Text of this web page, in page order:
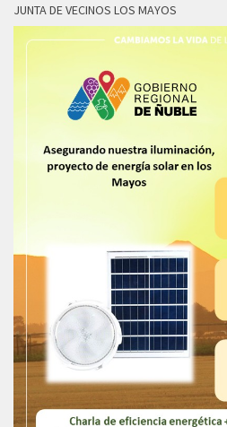
JUNTA DE VECINOS LOS MAYOS